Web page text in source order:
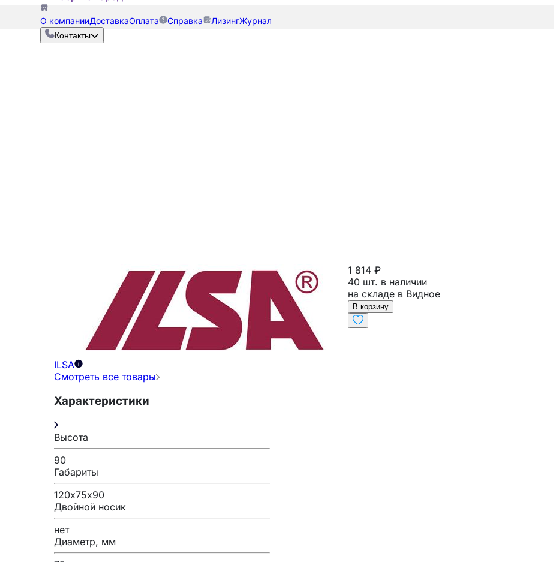
О компанииДоставкаОплата Справка ЛизингЖурнал
Контакты
ILSA
Смотреть все товары
Характеристики
Высота
90
Габариты
120х75х90
Двойной носик
нет
Диаметр, мм
1 814 ₽
40 шт. в наличии
на складе в Видное
В корзину